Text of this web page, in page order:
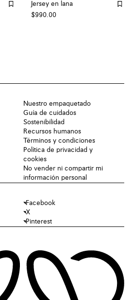
Jersey en lana
$990.00
Nuestro empaquetado
Guía de cuidados
Sostenibilidad
Recursos humanos
Términos y condiciones
Política de privacidad y
cookies
No vender ni compartir mi
información personal
Facebook
X
Pinterest